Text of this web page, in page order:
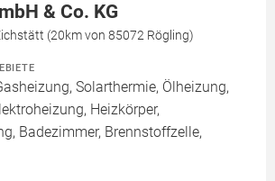
& Co. KG
(20km von 85072 Rögling)
Solarthermie, Ölheizung,
Heizkörper,
Badezimmer, Brennstoffzelle,